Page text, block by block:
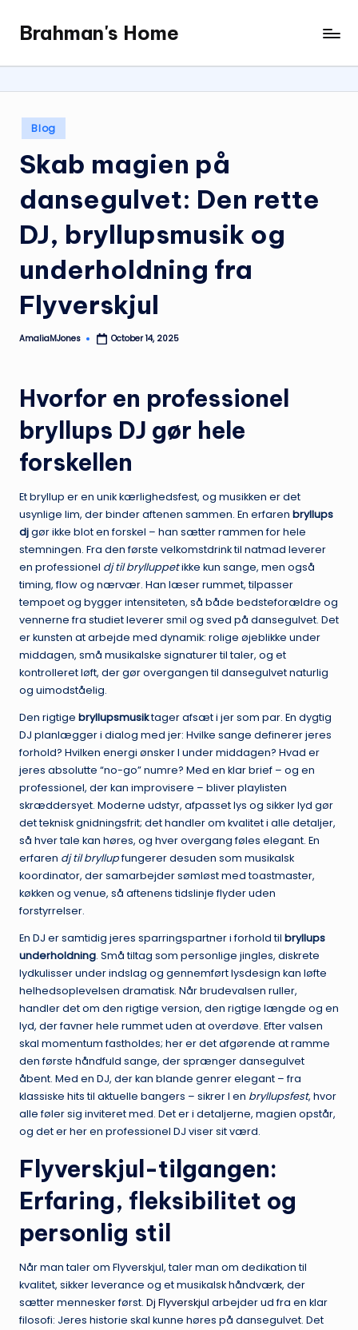
content
Brahman's Home
Spiritual
and
it
all
Posted
in
Blog
Skab magien på
dansegulvet: Den rette
DJ, bryllupsmusik og
underholdning fra
Flyverskjul
Posted
AmaliaMJones October 14, 2025
Hvorfor en professionel
bryllups DJ gør hele
forskellen
Et bryllup er en unik kærlighedsfest, og musikken er det
usynlige lim, der binder aftenen sammen. En erfaren bryllups
djgør ikke blot en forskel – han sætter rammen for hele
stemningen. Fra den første velkomstdrink til natmad leverer
en professionel dj til brylluppetikke kun sange, men også
timing, flow og nærvær. Han læser rummet, tilpasser
tempoet og bygger intensiteten, så både bedsteforældre og
vennerne fra studiet leverer smil og sved på dansegulvet. Det
er kunsten at arbejde med dynamik: rolige øjeblikke under
middagen, små musikalske signaturer til taler, og et
kontrolleret løft, der gør overgangen til dansegulvet naturlig
og uimodståelig.
Den rigtige bryllupsmusiktager afsæt i jer som par. En dygtig
DJ planlægger i dialog med jer: Hvilke sange definerer jeres
forhold? Hvilken energi ønsker I under middagen? Hvad er
jeres absolutte “no-go” numre? Med en klar brief – og en
professionel, der kan improvisere – bliver playlisten
skræddersyet. Moderne udstyr, afpasset lys og sikker lyd gør
det teknisk gnidningsfrit; det handler om kvalitet i alle detaljer,
så hver tale kan høres, og hver overgang føles elegant. En
erfaren dj til bryllupfungerer desuden som musikalsk
koordinator, der samarbejder sømløst med toastmaster,
køkken og venue, så aftenens tidslinje flyder uden
forstyrrelser.
En DJ er samtidig jeres sparringspartner i forhold til bryllups
underholdning. Små tiltag som personlige jingles, diskrete
lydkulisser under indslag og gennemført lysdesign kan løfte
helhedsoplevelsen dramatisk. Når brudevalsen ruller,
handler det om den rigtige version, den rigtige længde og en
lyd, der favner hele rummet uden at overdøve. Efter valsen
skal momentum fastholdes; her er det afgørende at ramme
den første håndfuld sange, der sprænger dansegulvet
åbent. Med en DJ, der kan blande genrer elegant – fra
klassiske hits til aktuelle bangers – sikrer I en bryllupsfest, hvor
alle føler sig inviteret med. Det er i detaljerne, magien opstår,
og det er her en professionel DJ viser sit værd.
Flyverskjul-tilgangen:
Erfaring, fleksibilitet og
personlig stil
Når man taler om Flyverskjul, taler man om dedikation til
kvalitet, sikker leverance og et musikalsk håndværk, der
sætter mennesker først. Dj Flyverskjul arbejder ud fra en klar
filosofi: Jeres historie skal kunne høres på dansegulvet. Det